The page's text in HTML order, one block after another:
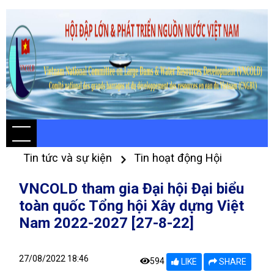
Tin tức và sự kiện Tin hoạt động Hội
VNCOLD tham gia Đại hội Đại biểu
toàn quốc Tổng hội Xây dựng Việt
Nam 2022-2027 [27-8-22]
27/08/2022 18:46 594 LIKE SHARE